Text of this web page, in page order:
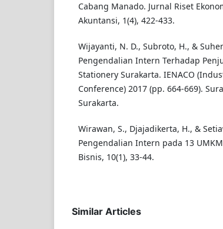
Cabang Manado. Jurnal Riset
Akuntansi, 1(4), 422-433.
Wijayanti, N. D., Subroto, H., &
Pengendalian Intern Terhadap
Stationery Surakarta. IENACO
Conference) 2017 (pp. 664-669).
Surakarta.
Wirawan, S., Djajadikerta, H., &
Pengendalian Intern pada 13
Bisnis, 10(1), 33-44.
Similar Articles